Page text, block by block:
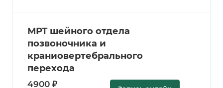
МРТ шейного отдела
позвоночника и
краниовертебрального
перехода
4900 ₽